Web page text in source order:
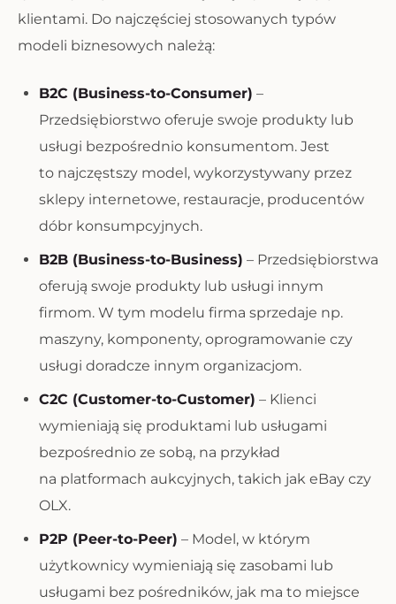
klientami. Do najczęściej stosowanych typów
modeli biznesowych należą:
B2C (Business-to-Consumer) –
Przedsiębiorstwo oferuje swoje produkty lub
usługi bezpośrednio konsumentom. Jest
to najczęstszy model, wykorzystywany przez
sklepy internetowe, restauracje, producentów
dóbr konsumpcyjnych.
B2B (Business-to-Business) – Przedsiębiorstwa
oferują swoje produkty lub usługi innym
firmom. W tym modelu firma sprzedaje np.
maszyny, komponenty, oprogramowanie czy
usługi doradcze innym organizacjom.
C2C (Customer-to-Customer) – Klienci
wymieniają się produktami lub usługami
bezpośrednio ze sobą, na przykład
na platformach aukcyjnych, takich jak eBay czy
OLX.
P2P (Peer-to-Peer) – Model, w którym
użytkownicy wymieniają się zasobami lub
usługami bez pośredników, jak ma to miejsce